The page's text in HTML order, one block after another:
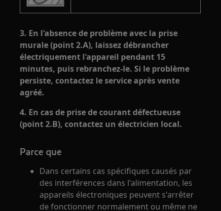
3. En l'absence de problème avec la prise
murale (point 2.A), laissez débrancher
électriquement l'appareil pendant 15
minutes, puis rebranchez-le. Si le problème
persiste, contactez le service après vente
agréé.
4. En cas de prise de courant défectueuse
(point 2.B), contactez un électricien local.
Parce que
Dans certains cas spécifiques causés par
des interférences dans l'alimentation, les
appareils électroniques peuvent s'arrêter
de fonctionner normalement ou même ne